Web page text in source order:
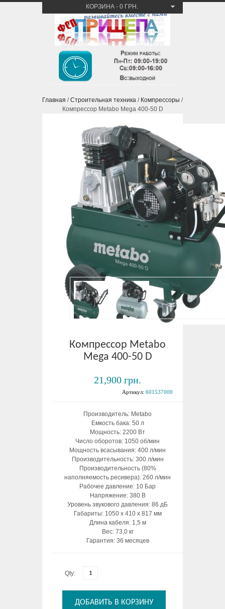
КОРЗИНА - 0 ГРН.
Главная /Строительная техника / Компрессоры /
Компрессор Metabo Mega 400-50 D
Компрессор Metabo
Mega 400-50 D
21,900 грн.
Артикул: 601537000
Производитель: Metabo
Емкость бака: 50 л
Мощность: 2200 Вт
Число оборотов: 1050 об/мин
Мощность всасывания: 400 л/мин
Производительность: 300 л/мин
Производительность (80%
наполняемость ресивера): 260 л/мин
Рабочее давление: 10 Бар
Напряжение: 380 В
Уровень звукового давления: 86 дБ
Габариты: 1050 х 410 х 817 мм
Длина кабеля: 1,5 м
Вес: 73,0 кг
Гарантия: 36 месяцев
Qty:
ДОБАВИТЬ В КОРЗИНУ